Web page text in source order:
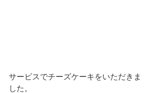
サービスでチーズケーキをいただきま
した。